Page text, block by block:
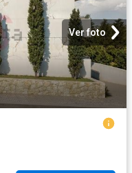
Ver foto